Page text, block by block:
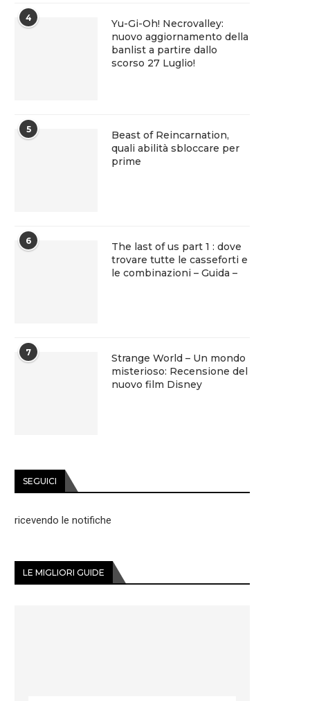
4
Yu-Gi-Oh! Necrovalley:
nuovo aggiornamento della
banlist a partire dallo
scorso 27 Luglio!
5
Beast of Reincarnation,
quali abilità sbloccare per
prime
6
The last of us part 1 : dove
trovare tutte le casseforti e
le combinazioni – Guida –
7
Strange World – Un mondo
misterioso: Recensione del
nuovo film Disney
SEGUICI
ricevendo le notifiche
LE MIGLIORI GUIDE